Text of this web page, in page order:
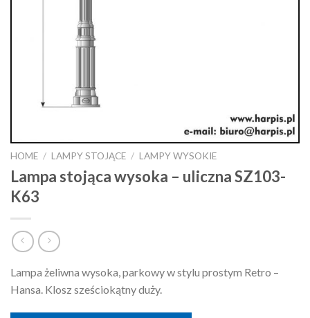
HOME / LAMPY STOJĄCE / LAMPY WYSOKIE
Lampa stojąca wysoka – uliczna SZ103-
K63
Lampa żeliwna wysoka, parkowy w stylu prostym Retro –
Hansa. Klosz sześciokątny duży.